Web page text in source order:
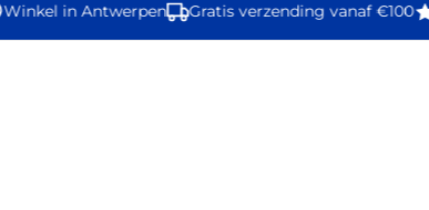
in Antwerpen Gratis verzending vanaf €100